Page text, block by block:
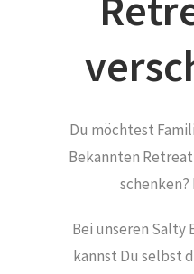
Du möchtest
Bekannten
Bei unseren Salty
kannst Du selbst